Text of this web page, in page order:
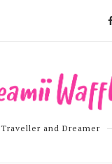
Traveller and Dreamer